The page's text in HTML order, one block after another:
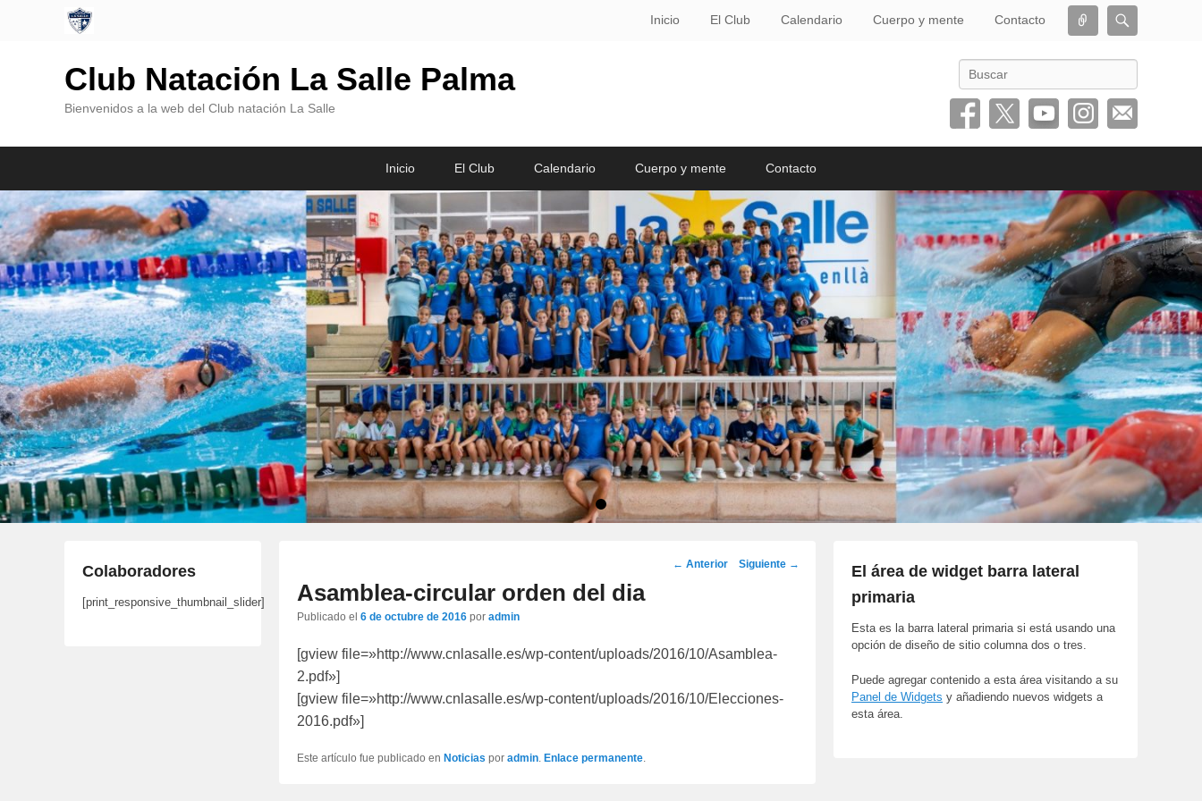
Conectar
Inicio El Club Calendario Cuerpo y mente Contacto
Club Natación La Salle Palma
Bienvenidos a la web del Club natación La Salle
Buscar
contenido
principal
contenido
secundario
Inicio El Club Calendario Cuerpo y mente Contacto
•
Navegación
← Anterior Siguiente →
Asamblea-circular orden del dia
Publicado el 6 de octubre de 2016 por admin
[gview file=»http://www.cnlasalle.es/wp-content/uploads/2016/10/Asamblea-
2.pdf»]
[gview file=»http://www.cnlasalle.es/wp-content/uploads/2016/10/Elecciones-
2016.pdf»]
Este artículo fue publicado en Noticias por admin Enlace permanente
El área de widget barra lateral
primaria
Esta es la barra lateral primaria si está usando una
opción de diseño de sitio columna dos o tres.
Puede agregar contenido a esta área visitando a su
Panel de Widgets y añadiendo nuevos widgets a
esta área.
Colaboradores
[print_responsive_thumbnail_slider]